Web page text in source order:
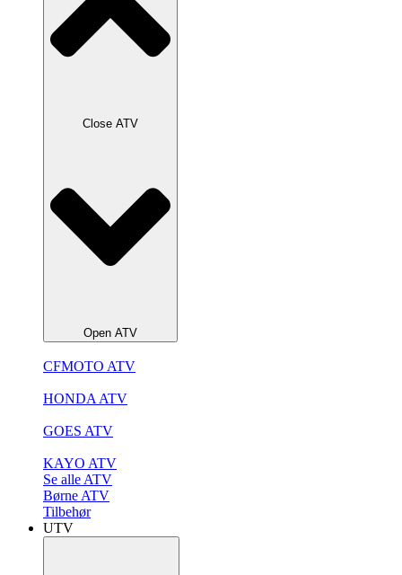
Close ATV
Open ATV
CFMOTO ATV
HONDA ATV
GOES ATV
KAYO ATV
Se alle ATV
Børne ATV
Tilbehør
UTV